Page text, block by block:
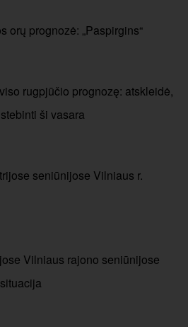
orų prognozė: „Paspirgins“
rugpjūčio prognozę: atskleidė,
ši vasara
seniūnijose Vilniaus r.
Vilniaus rajono seniūnijose